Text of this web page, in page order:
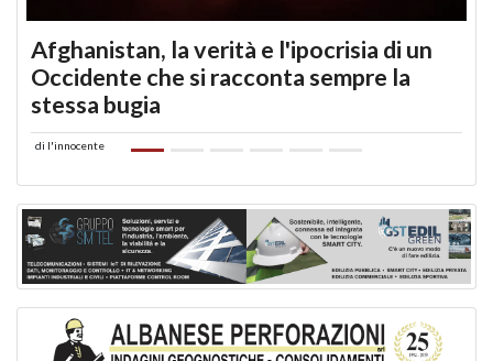
Afghanistan, la verità e l'ipocrisia di un
Occidente che si racconta sempre la
stessa bugia​
di l'innocente